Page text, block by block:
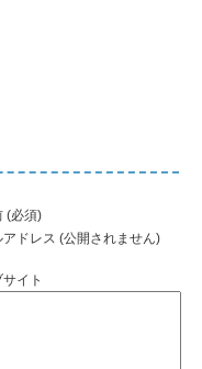
(必須)
アドレス (公開されません)
イト